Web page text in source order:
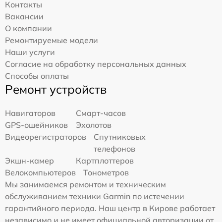
Контакты
Вакансии
О компании
Ремонтируемые модели
Наши услуги
Согласие на обработку персональных данных
Способы оплаты
Ремонт устройств
Навигаторов
Смарт-часов
GPS-ошейников
Эхолотов
Видеорегистраторов
Спутниковых
телефонов
Экшн-камер
Картплоттеров
Велокомпьютеров
Тонометров
Мы занимаемся ремонтом и техническим
обслуживанием техники Garmin по истечении
гарантийного периода. Наш центр в Кирове работает
независимо и не имеет официальной авторизации от